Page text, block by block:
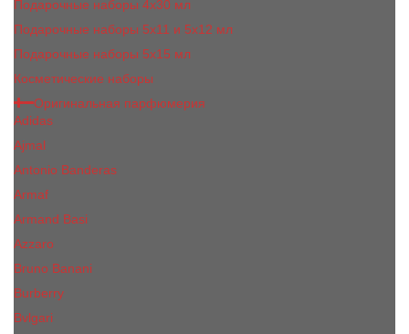
Подарочные наборы 4x30 мл
Подарочные наборы 5x11 и 5х12 мл
Подарочные наборы 5x15 мл
Косметические наборы
Оригинальная парфюмерия
Adidas
Ajmal
Antonio Banderas
Armaf
Armand Basi
Azzaro
Bruno Banani
Burberry
Bvlgari